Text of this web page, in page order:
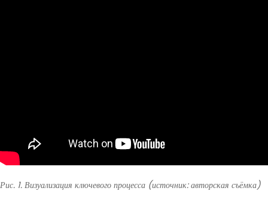
Рис. 1. Визуализация ключевого процесса (источник: авторская съёмка)